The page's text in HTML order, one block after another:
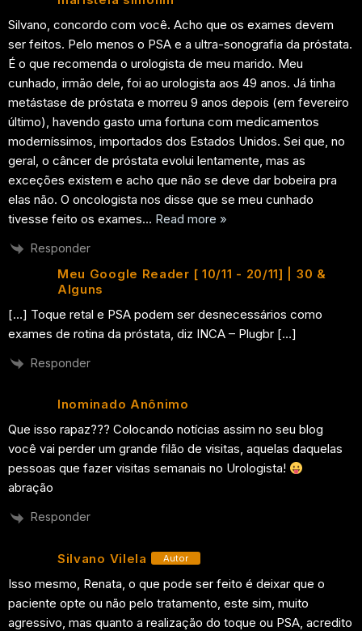
Silvano, concordo com você. Acho que os exames devem
ser feitos. Pelo menos o PSA e a ultra-sonografia da próstata.
É o que recomenda o urologista de meu marido. Meu
cunhado, irmão dele, foi ao urologista aos 49 anos. Já tinha
metástase de próstata e morreu 9 anos depois (em fevereiro
último), havendo gasto uma fortuna com medicamentos
moderníssimos, importados dos Estados Unidos. Sei que, no
geral, o câncer de próstata evolui lentamente, mas as
exceções existem e acho que não se deve dar bobeira pra
elas não. O oncologista nos disse que se meu cunhado
tivesse feito os exames… Read more »
Responder
Meu Google Reader [ 10/11 - 20/11] | 30 &
Alguns
[…] Toque retal e PSA podem ser desnecessários como
exames de rotina da próstata, diz INCA – Plugbr […]
Responder
Inominado Anônimo
Que isso rapaz??? Colocando notícias assim no seu blog
você vai perder um grande filão de visitas, aquelas daquelas
pessoas que fazer visitas semanais no Urologista!
abração
Responder
Silvano Vilela Autor
Isso mesmo, Renata, o que pode ser feito é deixar que o
paciente opte ou não pelo tratamento, este sim, muito
agressivo, mas quanto a realização do toque ou PSA, acredito